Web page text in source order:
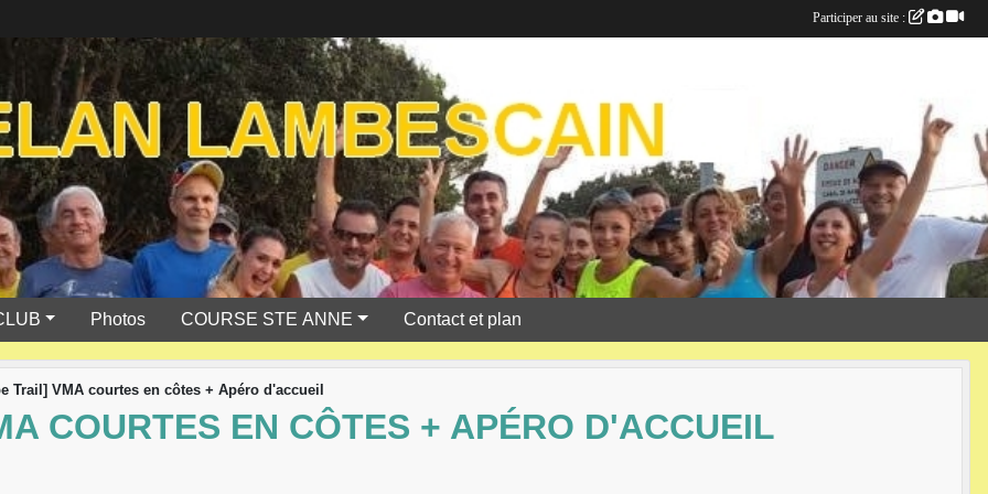
Photos COURSE STE ANNE Contact et plan
Trail] VMA courtes en côtes + Apéro d'accueil
COURTES EN CÔTES + APÉRO D'ACCUEIL
Participer au site :